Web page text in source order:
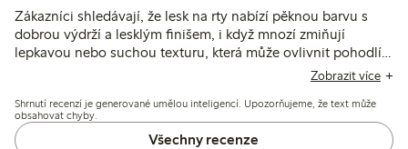
Zákazníci shledávají, že lesk na rty nabízí pěknou barvu s
dobrou výdrží a lesklým finišem, i když mnozí zmiňují
lepkavou nebo suchou texturu, která může ovlivnit pohodlí a
aplikaci. Balení a vůně získávají smíšené ohlasy, někteří
zápach.
Zobrazit více
Shrnutí recenzí je generované umělou inteligencí. Upozorňujeme, že text může
obsahovat chyby.
Všechny recenze